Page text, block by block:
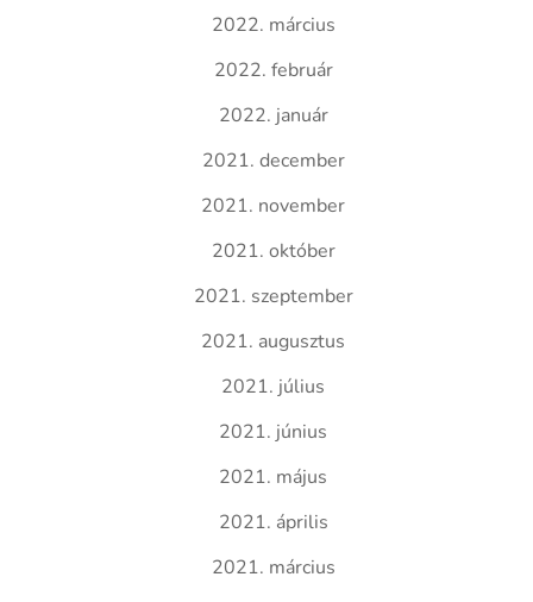
2022. március
2022. február
2022. január
2021. december
2021. november
2021. október
2021. szeptember
2021. augusztus
2021. július
2021. június
2021. május
2021. április
2021. március